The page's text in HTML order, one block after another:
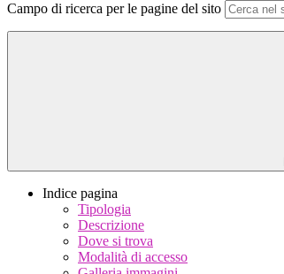
Campo di ricerca per le pagine del sito
Indice pagina
Tipologia
Descrizione
Dove si trova
Modalità di accesso